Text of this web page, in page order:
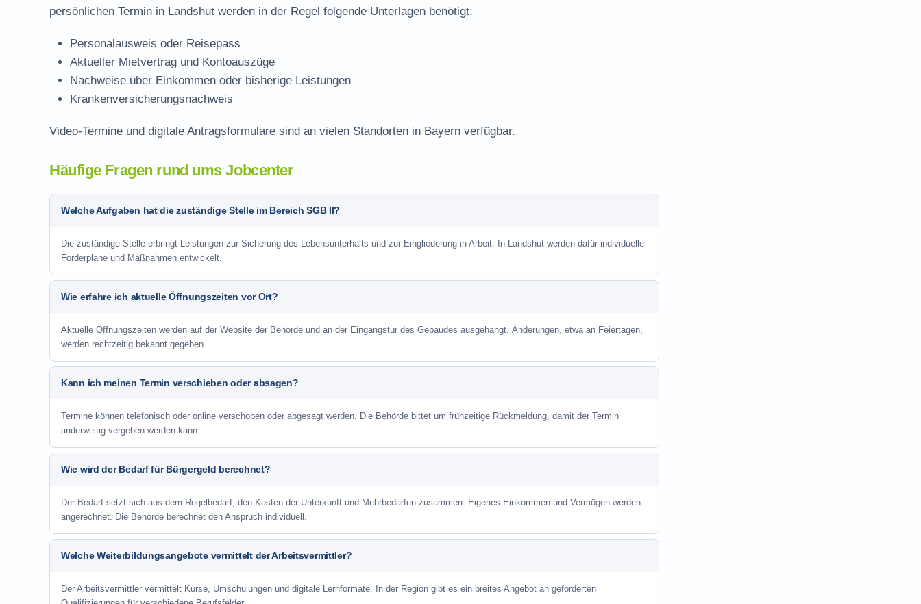
persönlichen Termin in Landshut werden in der Regel folgende Unterlagen benötigt:
Personalausweis oder Reisepass
Aktueller Mietvertrag und Kontoauszüge
Nachweise über Einkommen oder bisherige Leistungen
Krankenversicherungsnachweis
Video-Termine und digitale Antragsformulare sind an vielen Standorten in Bayern verfügbar.
Häufige Fragen rund ums Jobcenter
Welche Aufgaben hat die zuständige Stelle im Bereich SGB II?
Die zuständige Stelle erbringt Leistungen zur Sicherung des Lebensunterhalts und zur Eingliederung in Arbeit. In Landshut werden dafür individuelle
Förderpläne und Maßnahmen entwickelt.
Wie erfahre ich aktuelle Öffnungszeiten vor Ort?
Aktuelle Öffnungszeiten werden auf der Website der Behörde und an der Eingangstür des Gebäudes ausgehängt. Änderungen, etwa an Feiertagen,
werden rechtzeitig bekannt gegeben.
Kann ich meinen Termin verschieben oder absagen?
Termine können telefonisch oder online verschoben oder abgesagt werden. Die Behörde bittet um frühzeitige Rückmeldung, damit der Termin
anderweitig vergeben werden kann.
Wie wird der Bedarf für Bürgergeld berechnet?
Der Bedarf setzt sich aus dem Regelbedarf, den Kosten der Unterkunft und Mehrbedarfen zusammen. Eigenes Einkommen und Vermögen werden
angerechnet. Die Behörde berechnet den Anspruch individuell.
Welche Weiterbildungsangebote vermittelt der Arbeitsvermittler?
Der Arbeitsvermittler vermittelt Kurse, Umschulungen und digitale Lernformate. In der Region gibt es ein breites Angebot an geförderten